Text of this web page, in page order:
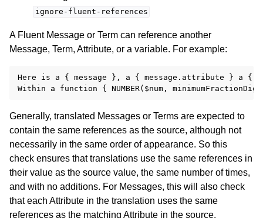
ignore-fluent-references
A Fluent Message or Term can reference another
Message, Term, Attribute, or a variable. For example:
Here is a { message }, a { message.attribute } a {
Generally, translated Messages or Terms are expected to
contain the same references as the source, although not
necessarily in the same order of appearance. So this
check ensures that translations use the same references in
their value as the source value, the same number of times,
and with no additions. For Messages, this will also check
that each Attribute in the translation uses the same
references as the matching Attribute in the source.